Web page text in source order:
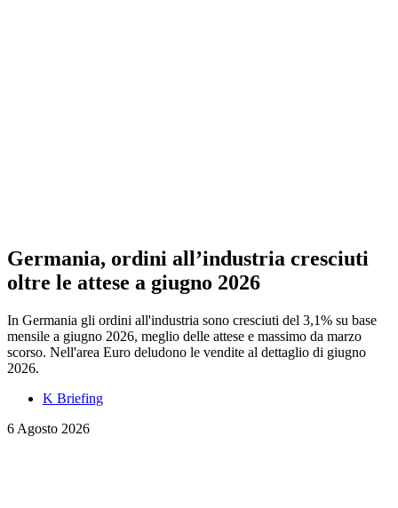
Germania, ordini all’industria cresciuti
oltre le attese a giugno 2026
In Germania gli ordini all'industria sono cresciuti del 3,1% su base
mensile a giugno 2026, meglio delle attese e massimo da marzo
scorso. Nell'area Euro deludono le vendite al dettaglio di giugno
2026.
K Briefing
6 Agosto 2026